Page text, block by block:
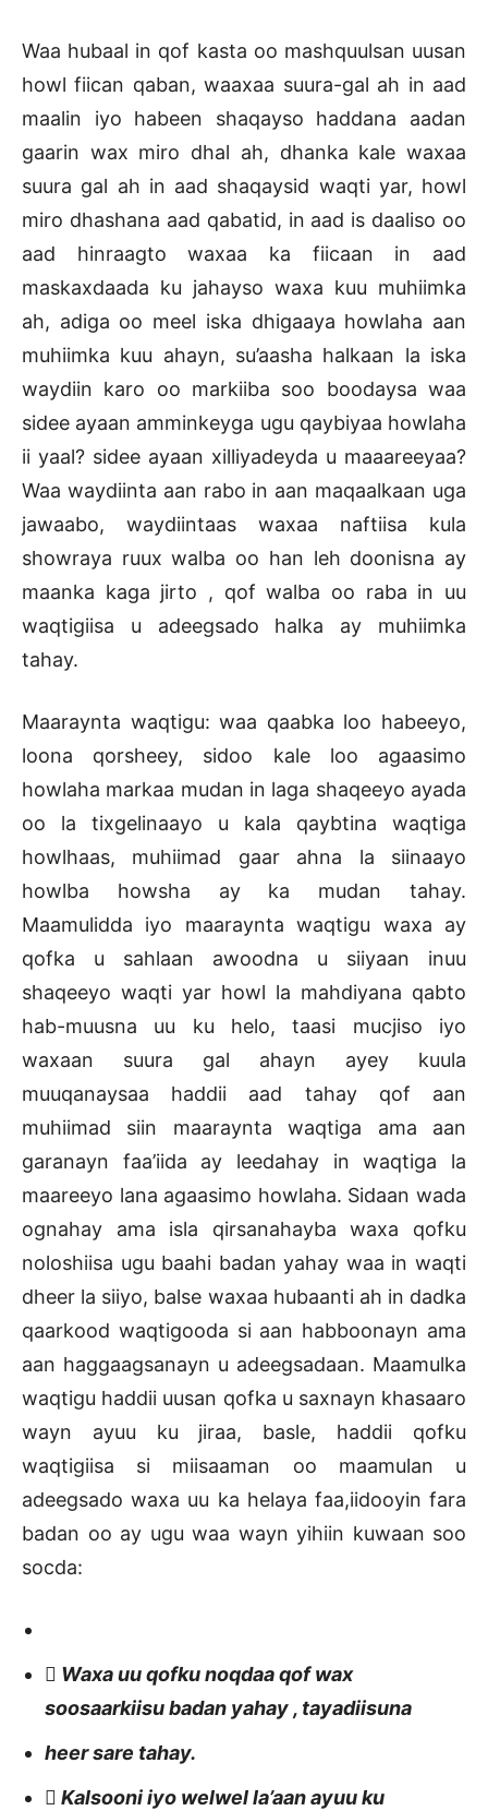
Waa hubaal in qof kasta oo mashquulsan uusan
howl fiican qaban, waaxaa suura-gal ah in aad
maalin iyo habeen shaqayso haddana aadan
gaarin wax miro dhal ah, dhanka kale waxaa
suura gal ah in aad shaqaysid waqti yar, howl
miro dhashana aad qabatid, in aad is daaliso oo
aad hinraagto waxaa ka fiicaan in aad
maskaxdaada ku jahayso waxa kuu muhiimka
ah, adiga oo meel iska dhigaaya howlaha aan
muhiimka kuu ahayn, su’aasha halkaan la iska
waydiin karo oo markiiba soo boodaysa waa
sidee ayaan amminkeyga ugu qaybiyaa howlaha
ii yaal? sidee ayaan xilliyadeyda u maaareeyaa?
Waa waydiinta aan rabo in aan maqaalkaan uga
jawaabo, waydiintaas waxaa naftiisa kula
showraya ruux walba oo han leh doonisna ay
maanka kaga jirto , qof walba oo raba in uu
waqtigiisa u adeegsado halka ay muhiimka
tahay.
Maaraynta waqtigu: waa qaabka loo habeeyo,
loona qorsheey, sidoo kale loo agaasimo
howlaha markaa mudan in laga shaqeeyo ayada
oo la tixgelinaayo u kala qaybtina waqtiga
howlhaas, muhiimad gaar ahna la siinaayo
howlba howsha ay ka mudan tahay.
Maamulidda iyo maaraynta waqtigu waxa ay
qofka u sahlaan awoodna u siiyaan inuu
shaqeeyo waqti yar howl la mahdiyana qabto
hab-muusna uu ku helo, taasi mucjiso iyo
waxaan suura gal ahayn ayey kuula
muuqanaysaa haddii aad tahay qof aan
muhiimad siin maaraynta waqtiga ama aan
garanayn faa’iida ay leedahay in waqtiga la
maareeyo lana agaasimo howlaha. Sidaan wada
ognahay ama isla qirsanahayba waxa qofku
noloshiisa ugu baahi badan yahay waa in waqti
dheer la siiyo, balse waxaa hubaanti ah in dadka
qaarkood waqtigooda si aan habboonayn ama
aan haggaagsanayn u adeegsadaan. Maamulka
waqtigu haddii uusan qofka u saxnayn khasaaro
wayn ayuu ku jiraa, basle, haddii qofku
waqtigiisa si miisaaman oo maamulan u
adeegsado waxa uu ka helaya faa,iidooyin fara
badan oo ay ugu waa wayn yihiin kuwaan soo
socda:
 Waxa uu qofku noqdaa qof wax
soosaarkiisu badan yahay , tayadiisuna
heer sare tahay.
 Kalsooni iyo welwel la’aan ayuu ku